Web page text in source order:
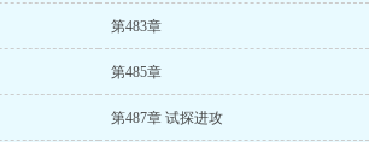
第483章
第485章
第487章 试探进攻